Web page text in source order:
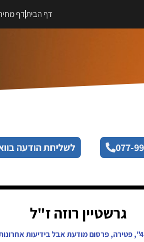
דף הביתדף
לשליחת הודעה
גרשטיין רוזה ז"ל
4"
,פטירה,פרסום מודעת אבל בידיעות